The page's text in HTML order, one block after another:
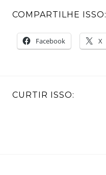
COMPARTILHE ISSO:
Facebook X
CURTIR ISSO: